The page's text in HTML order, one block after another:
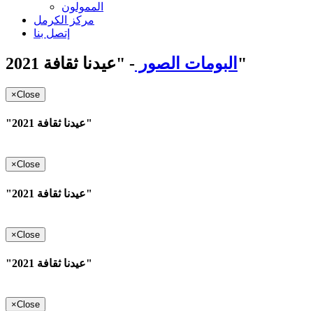
الممولون
مركز الكرمل
إتصل بنا
البومات الصور - "عيدنا ثقافة 2021"
×Close
"عيدنا ثقافة 2021"
×Close
"عيدنا ثقافة 2021"
×Close
"عيدنا ثقافة 2021"
×Close